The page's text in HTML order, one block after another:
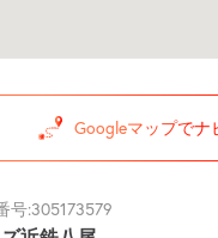
Googleマップでナ
号:305173579